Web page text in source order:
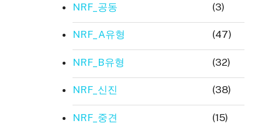
NRF_공동 (3)
NRF_A유형 (47)
NRF_B유형 (32)
NRF_신진 (38)
NRF_중견 (15)